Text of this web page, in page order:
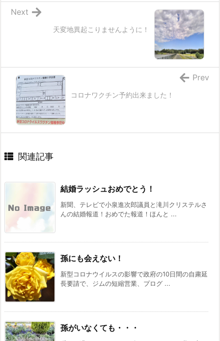
天変地異起こりませんように！
Next
コロナワクチン予約出来ました！
Prev
関連記事
結婚ラッシュおめでとう！
新聞、テレビで小泉進次郎議員と滝川クリステルさ
んの結婚報道！おめでた報道！ほんと ...
孫にも会えない！
新型コロナウイルスの影響で政府の10日間の自粛延
長要請で、ジムの短縮営業、プログ ...
孫がいなくても・・・